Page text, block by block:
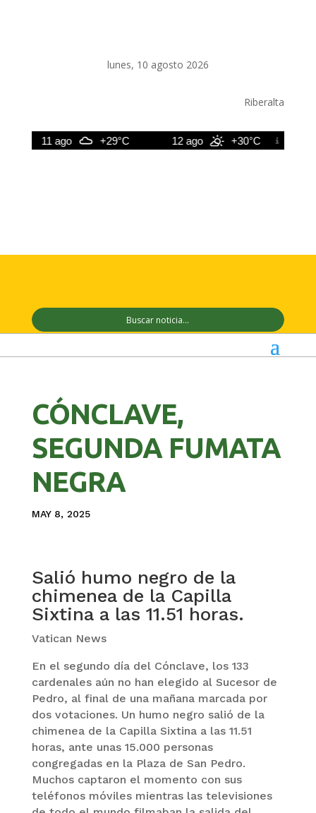
lunes, 10 agosto 2026
Riberalta
11 ago +29°C 12 ago +30°C
CÓNCLAVE,
SEGUNDA FUMATA
NEGRA
MAY 8, 2025
Salió humo negro de la
chimenea de la Capilla
Sixtina a las 11.51 horas.
Vatican News
En el segundo día del Cónclave, los 133
cardenales aún no han elegido al Sucesor de
Pedro, al final de una mañana marcada por
dos votaciones. Un humo negro salió de la
chimenea de la Capilla Sixtina a las 11.51
horas, ante unas 15.000 personas
congregadas en la Plaza de San Pedro.
Muchos captaron el momento con sus
teléfonos móviles mientras las televisiones